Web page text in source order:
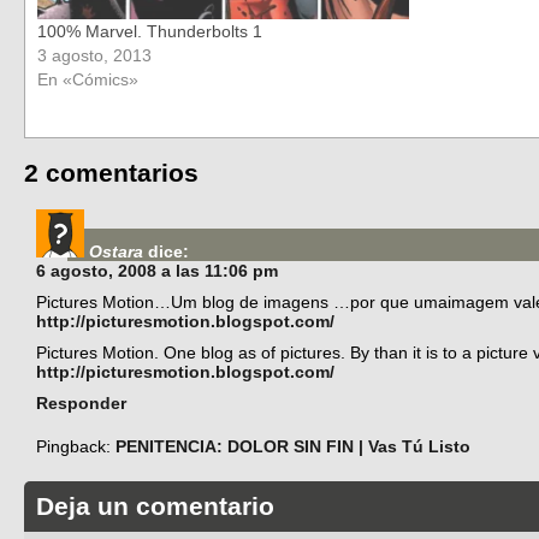
100% Marvel. Thunderbolts 1
3 agosto, 2013
En «Cómics»
2 comentarios
Ostara dice:
6 agosto, 2008 a las 11:06 pm
Pictures Motion…Um blog de imagens …por que umaimagem
http://picturesmotion.blogspot.com/
Pictures Motion. One blog as of pictures. By than it is to a picture
http://picturesmotion.blogspot.com/
Responder
Pingback: PENITENCIA: DOLOR SIN FIN | Vas Tú Listo
Deja un comentario